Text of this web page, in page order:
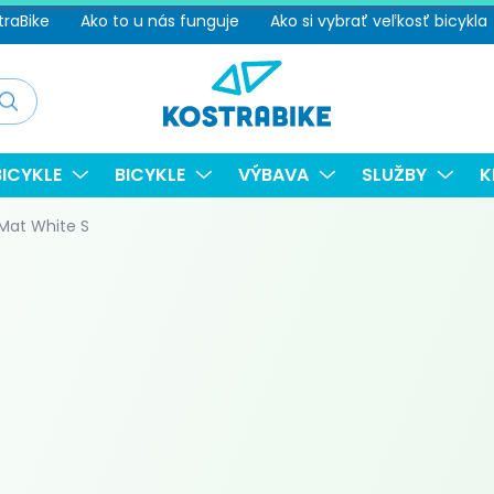
Ako to u nás funguje Ako si vybrať veľkosť bicykla
BICYKLE VÝBAVA SLUŽBY
White S